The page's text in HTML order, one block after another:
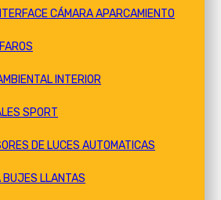
CÁMARA APARCAMIENTO
INTERIOR
SPORT
DE LUCES AUTOMATICAS
BUJES LLANTAS